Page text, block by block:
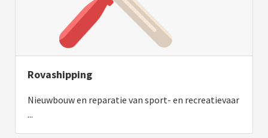
Rovashipping
Nieuwbouw en reparatie van sport- en recreatievaar
...